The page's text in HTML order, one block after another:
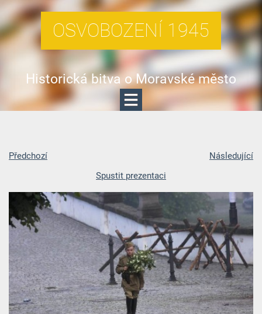
OSVOBOZENÍ 1945
Historická bitva o Moravské město
Předchozí
Následující
Spustit prezentaci